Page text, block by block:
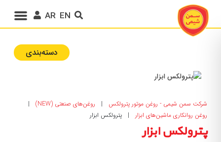
EN
AR
دسته‌بندی‌
شرکت سمن شیمی - روغن موتور پترولکس | روغن‌های صنعتی (NEW)
|
روغن روانکاری ماشین‌های ابزار
| پترولکس ابزار
پترولکس ابزار